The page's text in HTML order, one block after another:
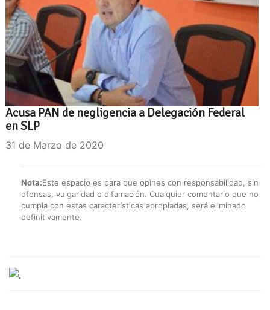
Acusa PAN de negligencia a Delegación Federal
en SLP
31 de Marzo de 2020
Nota:Este espacio es para que opines con responsabilidad, sin
ofensas, vulgaridad o difamación. Cualquier comentario que no
cumpla con estas características apropiadas, será eliminado
definitivamente.